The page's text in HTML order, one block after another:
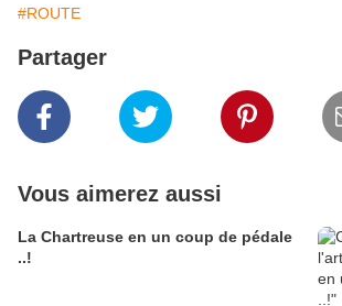
#ROUTE
Partager
Vous aimerez aussi
La Chartreuse en un coup de pédale
..!